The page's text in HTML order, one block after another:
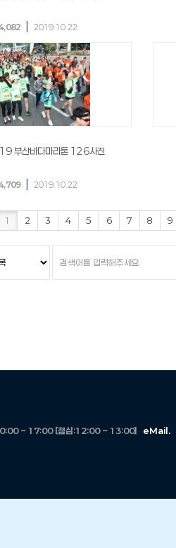
2019.10.22
부산바다마라톤 126사진
2019.10.22
1 2 3 4 5 6 7 8 9
어
~ 17:00 [점심:12:00 ~ 13:00] eMail.